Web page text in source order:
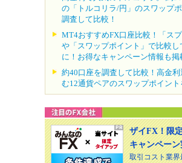
の「トルコリラ/円」のスワップ
調査して比較！
MT4おすすめFX口座比較！「スプ
や「スワップポイント」で比較し
に！お得なキャンペーン情報も掲
約40口座を調査して比較！高金
む12通貨ペアのスワップポイント
ザイFX！限定
キャンペーン
取引コスト業界